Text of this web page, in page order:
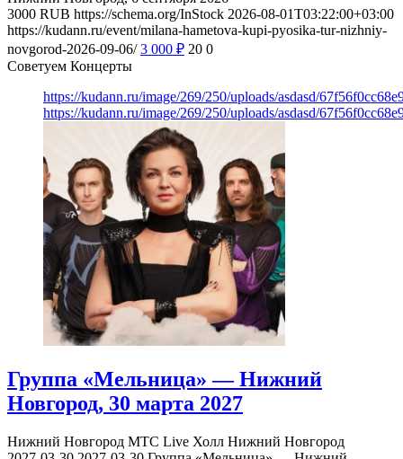
3000 RUB https://schema.org/InStock 2026-08-01T03:22:00+03:00
https://kudann.ru/event/milana-hametova-kupi-pyosika-tur-nizhniy-
novgorod-2026-09-06/ 3 000 ₽ 20 0
Советуем Концерты
https://kudann.ru/image/269/250/uploads/asdasd/
https://kudann.ru/image/269/250/uploads/asdasd/
Группа «Мельница» — Нижний
Новгород, 30 марта 2027
Нижний Новгород МТС Live Холл Нижний Новгород